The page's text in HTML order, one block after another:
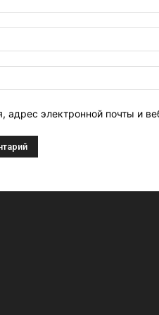
адрес электронной почты и